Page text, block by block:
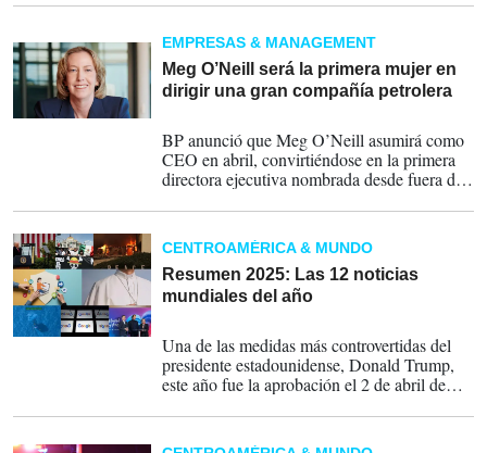
políticas refleja una creciente preocupación
por la salud mental, la exposición a
contenidos nocivos y la adicción digital. Sin
embargo, especialistas, UNICEF y
organizaciones de derechos humanos
solas, difícilmente resolverán un problema
mucho más complejo.
EMPRESAS & MANAGEMENT
Meg O’Neill será la primera mujer en
dirigir una gran compañía petrolera
BP anunció que Meg O’Neill asumirá como
CEO en abril, convirtiéndose en la primera
directora ejecutiva nombrada desde fuera de
encabezar cualquiera de las cinco mayores
petroleras del mundo.
CENTROAMÉRICA & MUNDO
Resumen 2025: Las 12 noticias
mundiales del año
Una de las medidas más controvertidas del
presidente estadounidense, Donald Trump,
este año fue la aprobación el 2 de abril de
denominó el “Día de la Liberación".